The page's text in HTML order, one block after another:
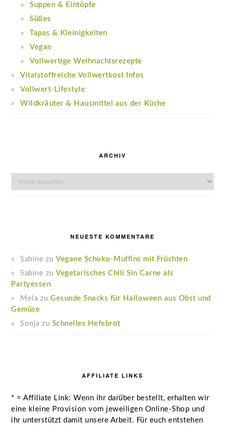
Suppen & Eintöpfe
Süßes
Tapas & Kleinigkeiten
Vegan
Vollwertige Weihnachtsrezepte
Vitalstoffreiche Vollwertkost Infos
Vollwert-Lifestyle
Wildkräuter & Hausmittel aus der Küche
ARCHIV
NEUESTE KOMMENTARE
Sabine zuVegane Schoko-Muffins mit Früchten
Sabine zuVegetarisches Chili Sin Carne als
Partyessen
Mela zuGesunde Snacks für Halloween aus Obst und
Gemüse
Sonja zu Schnelles Hefebrot
AFFILIATE LINKS
* = Affiliate Link: Wenn ihr darüber bestellt, erhalten wir
eine kleine Provision vom jeweiligen Online-Shop und
ihr unterstützt damit unsere Arbeit. Für euch entstehen